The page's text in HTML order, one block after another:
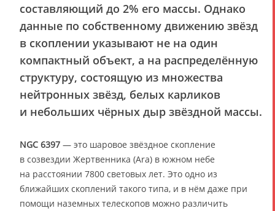
составляющий до 2% его массы. Однако
данные по собственному движению звёзд
в скоплении указывают не на один
компактный объект, а на распределённую
структуру, состоящую из множества
нейтронных звёзд, белых карликов
и небольших чёрных дыр звёздной массы.
NGC 6397 — это шаровое звёздное скопление
в созвездии Жертвенника (Ara) в южном небе
на расстоянии 7800 световых лет. Это одно из
ближайших скоплений такого типа, и в нём даже при
помощи наземных телескопов можно различить